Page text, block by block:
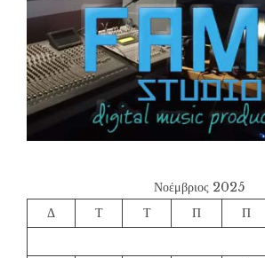
Νοέμβριος 2025
Δ
Τ Τ Π Π